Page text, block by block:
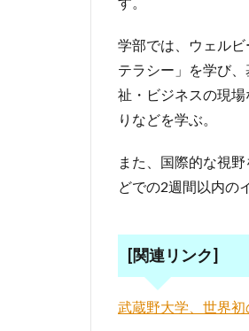
学部では、ウェル
テラシー」を学び
祉・ビジネスの現
りなどを学ぶ。
また、国際的な視
どでの2週間以内の
[関連リンク]
武蔵野大学、世界